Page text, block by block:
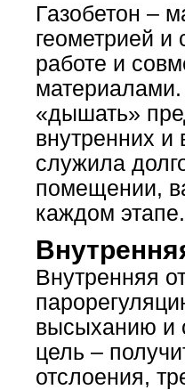
Газобетон –
геометрией и
работе и
материалами.
«дышать»
внутренних и
служила
помещении,
каждом этапе.
Внутренняя
высыханию и
цель –
отслоения,